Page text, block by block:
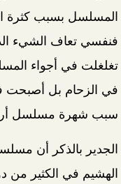
المسلسل بسبب كثرة
فنفسي تعاف الشيء
تغلغلت في أجواء
في الزحام بل أصبحت
سبب شهرة مسلسل
الجدير بالذكر أن
الهشيم في الكثير من